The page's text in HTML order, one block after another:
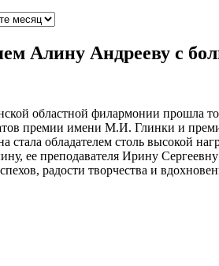
Алину Андрееву с
областной филармонии прошла
премии имени М.И. Глинки и
стала обладателем столь высокой
ее преподавателя Ирину
радости творчества и